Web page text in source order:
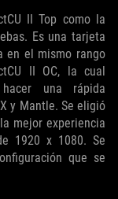
II Top como la
Es una tarjeta
en el mismo rango
II OC, la cual
una rápida
y Mantle. Se eligió
mejor experiencia
1920 x 1080. Se
que se